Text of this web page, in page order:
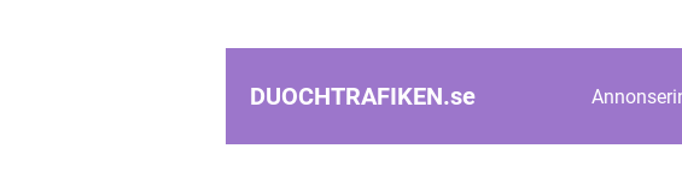
DUOCHTRAFIKEN.se